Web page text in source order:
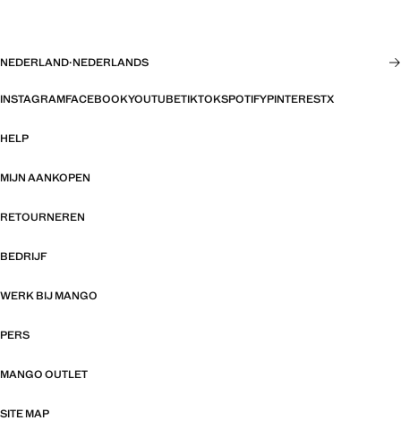
NEDERLAND·NEDERLANDS
INSTAGRAMFACEBOOKYOUTUBETIKTOKSPOTIFYPINTERESTX
HELP
MIJN AANKOPEN
RETOURNEREN
BEDRIJF
WERK BIJ MANGO
PERS
MANGO OUTLET
SITE MAP